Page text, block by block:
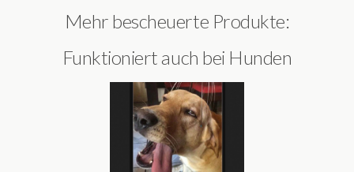
Mehr bescheuerte Produkte:
Funktioniert auch bei Hunden